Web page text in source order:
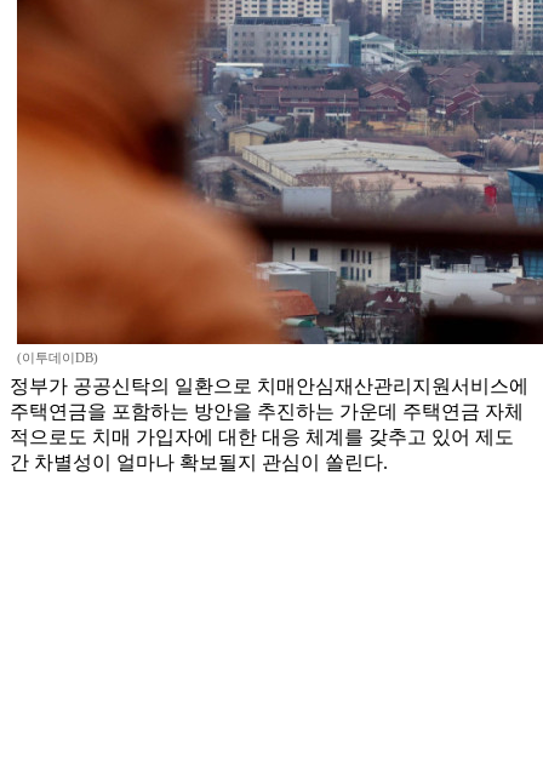
(이투데이DB)
정부가 공공신탁의 일환으로 치매안심재산관리지원서비스에
주택연금을 포함하는 방안을 추진하는 가운데 주택연금 자체
적으로도 치매 가입자에 대한 대응 체계를 갖추고 있어 제도
간 차별성이 얼마나 확보될지 관심이 쏠린다.